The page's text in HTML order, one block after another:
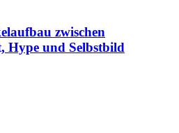
zwischen
Hype und Selbstbild